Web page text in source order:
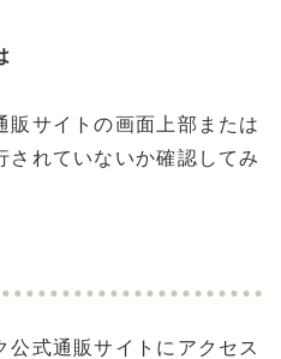
販サイトの画面上部または
されていないか確認してみ
公式通販サイトにアクセス